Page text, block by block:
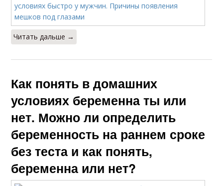
Читать дальше →
Как понять в домашних
условиях беременна ты или
нет. Можно ли определить
беременность на раннем сроке
без теста и как понять,
беременна или нет?